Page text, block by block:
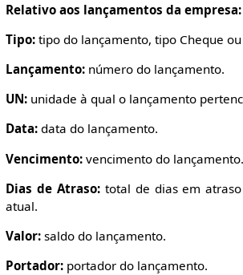
Relativo aos lançamentos da empresa:
Tipo:tipo do lançamento, tipo Cheque
Lançamento:número do lançamento.
UN:unidade à qual o lançamento
Data:data do lançamento.
Vencimento:vencimento do lançamento.
Dias de Atraso:total de dias em
atual.
Valor:saldo do lançamento.
Portador:portador do lançamento.